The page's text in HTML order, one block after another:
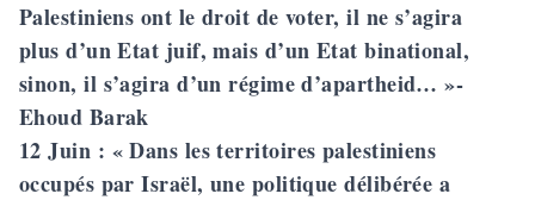
Palestiniens ont le droit de voter, il ne s’agira
plus d’un Etat juif, mais d’un Etat binational,
sinon, il s’agira d’un régime d’apartheid… »-
Ehoud Barak
12 Juin : « Dans les territoires palestiniens
occupés par Israël, une politique délibérée a